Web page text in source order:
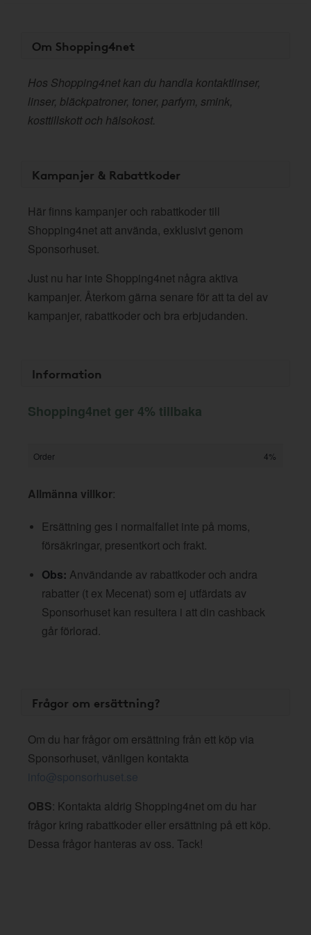
Om Shopping4net
Hos Shopping4net kan du handla kontaktlinser,
linser, bläckpatroner, toner, parfym, smink,
kosttillskott och hälsokost.
Kampanjer & Rabattkoder
Här finns kampanjer och rabattkoder till
Shopping4net att använda, exklusivt genom
Sponsorhuset.
Just nu har inte Shopping4net några aktiva
kampanjer. Återkom gärna senare för att ta del av
kampanjer, rabattkoder och bra erbjudanden.
Information
Shopping4net ger 4% tillbaka
Order 4%
Allmänna villkor:
Ersättning ges i normalfallet inte på moms,
försäkringar, presentkort och frakt.
Obs: Användande av rabattkoder och andra
rabatter (t ex Mecenat) som ej utfärdats av
Sponsorhuset kan resultera i att din cashback
går förlorad.
Frågor om ersättning?
Om du har frågor om ersättning från ett köp via
Sponsorhuset, vänligen kontakta
info@sponsorhuset.se
OBS: Kontakta aldrig Shopping4net om du har
frågor kring rabattkoder eller ersättning på ett köp.
Dessa frågor hanteras av oss. Tack!